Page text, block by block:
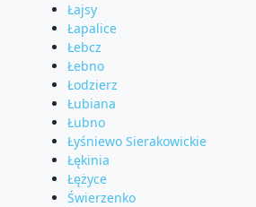
Łajsy
Łapalice
Łebcz
Łebno
Łodzierz
Łubiana
Łubno
Łyśniewo Sierakowickie
Łękinia
Łężyce
Świerzenko